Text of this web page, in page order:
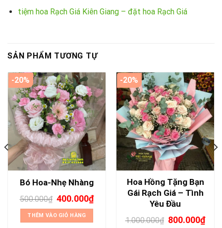
tiệm hoa Rạch Giá Kiên Giang – đặt hoa Rạch Giá
SẢN PHẨM TƯƠNG TỰ
-20%
Bó Hoa-Nhẹ Nhàng
500.000₫ 400.000₫
THÊM VÀO GIỎ HÀNG
-20%
Hoa Hồng Tặng Bạn
Gái Rạch Giá – Tình
Yêu Đầu
1.000.000₫ 800.000₫